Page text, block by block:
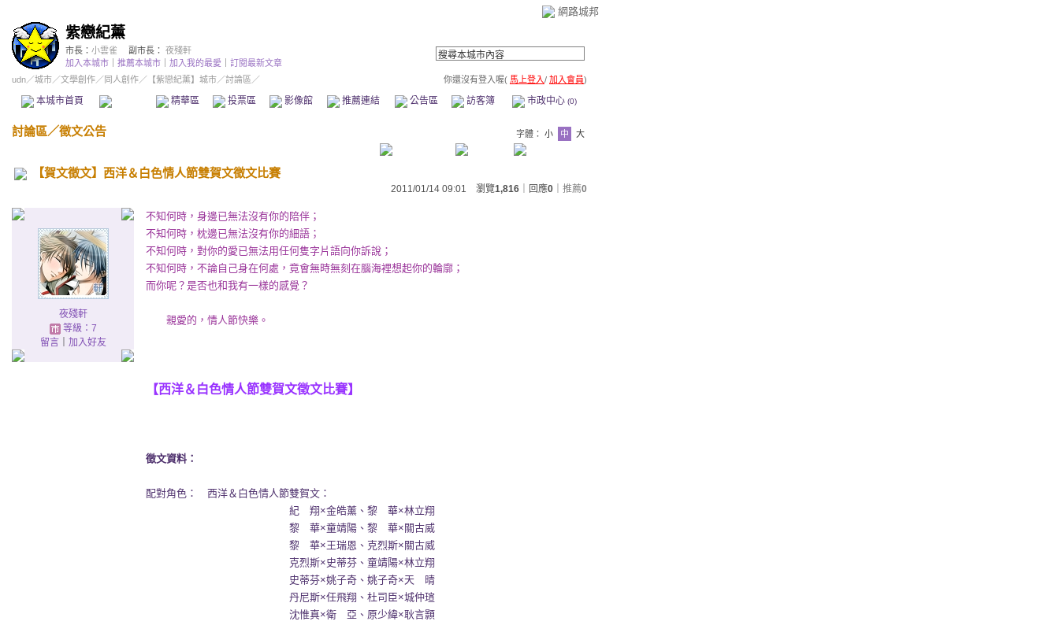
網路城邦
紫戀紀薰
市長： 小雲雀 副市長： 夜殘軒
加入本城市
推薦本城市 加入我的最愛
訂閱最新文章
udn／城市／文學創作／同人創作／ 【紫戀紀薰】城市／討論區／ 你還沒有登入喔( 馬上登入/ 加入會員)
本城市首頁 精華區 投票區 影像館 推薦連結 公告區 訪客簿 市政中心 (0)
討論區／徵文公告 字體： 小 中 大
【賀文徵文】西洋＆白色情人節雙賀文徵文比賽
2011/01/14 09:01 瀏覽1,816 ｜回應0 推薦0
夜殘軒
等級：7
留言｜ 加入好友
不知何時，身邊已無法沒有你的陪伴；
不知何時，枕邊已無法沒有你的細語；
不知何時，對你的愛已無法用任何隻字片語向你訴說；
不知何時，不論自己身在何處，竟會無時無刻在腦海裡想起你的輪廓；
而你呢？是否也和我有一樣的感覺？
親愛的，情人節快樂。
【西洋＆白色情人節雙賀文徵文比賽】
徵文資料：
配對角色： 西洋＆白色情人節雙賀文：
紀 翔×金皓薰、黎 華×林立翔
黎 華×童靖陽、黎 華×關古威
黎 華×王瑞恩、克烈斯×關古威
克烈斯×史蒂芬、童靖陽×林立翔
史蒂芬×姚子奇、姚子奇×天 晴
丹尼斯×任飛翔、杜司臣×城仲瑄
沈惟真×衛 亞、原少緯×耿言顥